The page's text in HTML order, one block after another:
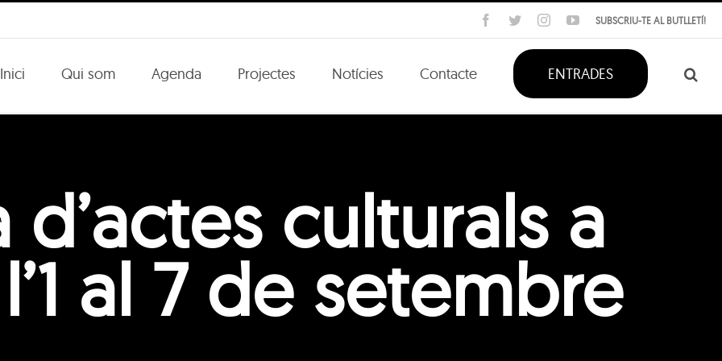
SUBSCRIU-TE AL BUTLLETÍ!
Facebook
TwitterInstagramYouTube
Inici Qui som Agenda Projectes Notícies Contacte ENTRADES
culturals a
al 7 de setembre